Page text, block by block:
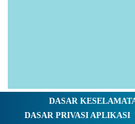
DASAR
DASAR PRIVASI APLIKASI